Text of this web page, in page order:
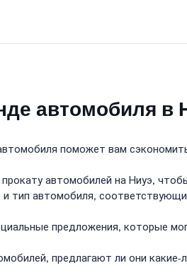
автомобиля в
поможет вам
автомобилей на Ниуэ,
и тип автомобиля,
предложения, которые
предлагают ли они